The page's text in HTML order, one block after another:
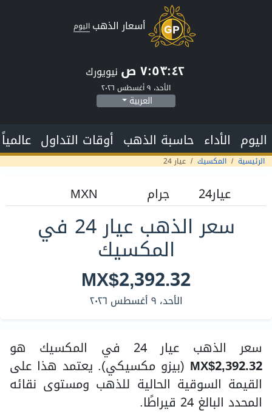
أسعار الذهب اليوم
٧:٥٣:٤٣ ص نيويورك
الأحد، ٩ أغسطس ٢٠٢٦
العربية
اليوم الأداء حاسبة الذهب أوقات التداول عالمياً
الرئيسية المكسيك عيار 24
سعر الذهب عيار 24 في
المكسيك
MX$2,392.32
الأحد، ٩ أغسطس ٢٠٢٦
سعر الذهب عيار 24 في المكسيك هو
MX$2,392.32 (بيزو مكسيكي). يعتمد هذا على
القيمة السوقية الحالية للذهب ومستوى نقائه
المحدد البالغ 24 قيراطًا.